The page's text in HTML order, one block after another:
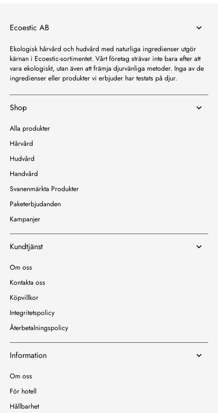
Ecoestic AB
Ekologisk hårvård och hudvård med naturliga ingredienser utgör
kärnan i Ecoestic-sortimentet. Vårt företag strävar inte bara efter att
vara ekologiskt, utan även att främja djurvänliga metoder. Inga av de
ingredienser eller produkter vi erbjuder har testats på djur.
Shop
Alla produkter
Hårvård
Hudvård
Handvård
Svanenmärkta Produkter
Paketerbjudanden
Kampanjer
Kundtjänst
Om oss
Kontakta oss
Köpvillkor
Integritetspolicy
Återbetalningspolicy
Information
Om oss
För hotell
Hållbarhet